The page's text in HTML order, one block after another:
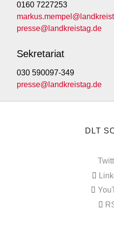
0160 7227253
presse@landkreistag.de
Sekretariat
030 590097-349
presse@landkreistag.de
DLT